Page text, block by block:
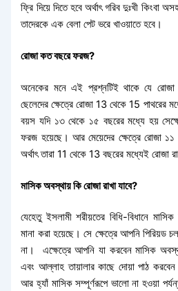
ফ্রি দিয়ে দিতে হবে অর্থাৎ গরিব দুঃখী কিংবা
তাদেরকে এক বেলা পেট ভরে খাওয়াতে হবে।
রোজা কত বছরে ফরজ?
অনেকের মনে এই প্রশ্নটিই থাকে যে
ছেলেদের ক্ষেত্রে রোজা 13 থেকে 15 পাথরের
বয়স যদি ১৩ থেকে ১৫ বছরের মধ্যে হয়
ফরজ হয়েছে। আর মেয়েদের ক্ষেত্রে রোজা
অর্থাৎ তারা 11 থেকে 13 বছরের মধ্যেই রোজা
মাসিক অবস্থায় কি রোজা রাখা যাবে?
যেহেতু ইসলামী শরীয়তের বিধি-বিধানে
মানা করা হয়েছে। সে ক্ষেত্রে আপনি পিরিয়ড
না। এক্ষেত্রে আপনি যা করবেন মাসিক
এবং আল্লাহ তায়ালার কাছে দোয়া পাঠ
আর হ্যাঁ মাসিক সম্পূর্ণরূপে ভালো না হওয়া